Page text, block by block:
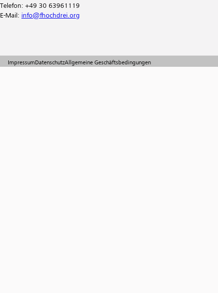
Telefon: +49 30 63961119
E-Mail: info@fhochdrei.org
ImpressumDatenschutzAllgemeine Geschäftsbedingungen